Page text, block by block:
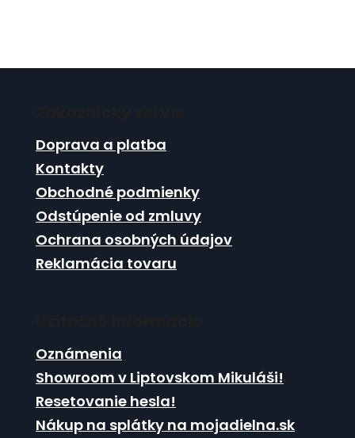
Doprava a platba
Kontakty
Obchodné podmienky
Odstúpenie od zmluvy
Ochrana osobných údajov
Reklamácia tovaru
Oznámenia
Showroom v Liptovskom Mikuláši!
Resetovanie hesla!
Nákup na splátky na mojadielna.sk